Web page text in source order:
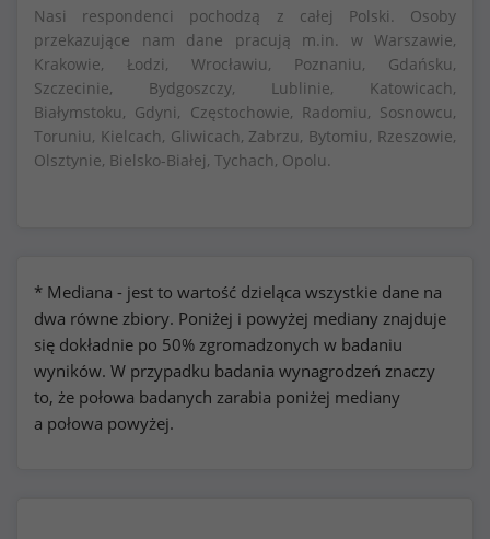
Nasi respondenci pochodzą z całej Polski. Osoby
przekazujące nam dane pracują m.in. w Warszawie,
Krakowie, Łodzi, Wrocławiu, Poznaniu, Gdańsku,
Szczecinie, Bydgoszczy, Lublinie, Katowicach,
Białymstoku, Gdyni, Częstochowie, Radomiu, Sosnowcu,
Toruniu, Kielcach, Gliwicach, Zabrzu, Bytomiu, Rzeszowie,
Olsztynie, Bielsko-Białej, Tychach, Opolu.
* Mediana - jest to wartość dzieląca wszystkie dane na
dwa równe zbiory. Poniżej i powyżej mediany znajduje
się dokładnie po 50% zgromadzonych w badaniu
wyników. W przypadku badania wynagrodzeń znaczy
to, że połowa badanych zarabia poniżej mediany
a połowa powyżej.